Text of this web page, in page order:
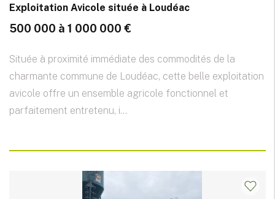
Exploitation Avicole située à Loudéac
500 000 à 1 000 000 €
Située à proximité immédiate des commodités de la
charmante commune de Loudéac, cette belle exploitation
avicole offre un ensemble agricole fonctionnel et
parfaitement entretenu, i...